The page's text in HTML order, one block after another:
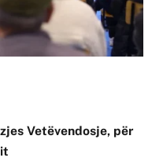
Vetëvendosje, për